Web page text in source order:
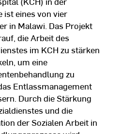
ist eines von vier
in Malawi. Das Projekt
die Arbeit des
im KCH zu stärken
um eine
zu
Entlassmanagement
Durch die Stärkung
und die
der Sozialen Arbeit in